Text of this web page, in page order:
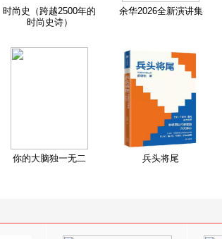
时尚史（跨越2500年的
时尚史诗）
余华2026全新演讲集
你的大脑独一无二 兵头将尾